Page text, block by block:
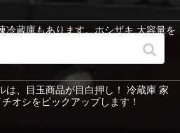
冷蔵庫もあります。ホシザキ 大容量を
具など特価！
は、目玉商品が目白押し！ 冷蔵庫 家
オシをピックアップします！